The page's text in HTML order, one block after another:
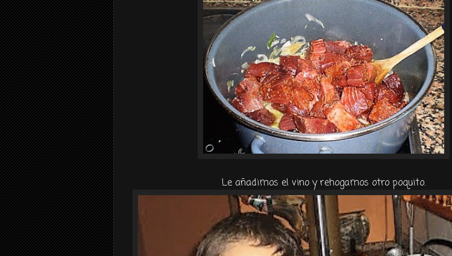
Le añadimos el vino yrehogamos otro poquito.